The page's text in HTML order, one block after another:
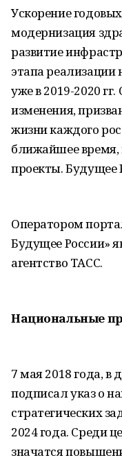
Ускорение
модернизация
развитие
этапа реализации
уже в 2019-2020
изменения,
жизни каждого
ближайшее
проекты. Будущее
Оператором
Будущее России»
агентство ТАСС.
Национальные
7 мая 2018 года, в
подписал указ о
стратегических
2024 года. Среди
значатся